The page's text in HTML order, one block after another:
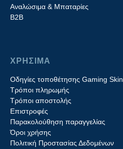
Aναλώσιμα & Μπαταρίες
Β2B
ΧΡΗΣΙΜΑ
Οδηγίες τοποθέτησης Gaming Skin
Τρόποι πληρωμής
Τρόποι αποστολής
Επιστροφές
Παρακολούθηση παραγγελίας
Όροι χρήσης
Πολιτική Προστασίας Δεδομένων